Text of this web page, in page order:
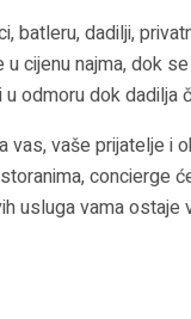
batleru, dadilji,
cijenu najma, dok
odmoru dok dadilja
vaše prijatelje i
concierge
usluga vama